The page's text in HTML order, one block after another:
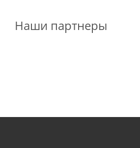
Наши партнеры